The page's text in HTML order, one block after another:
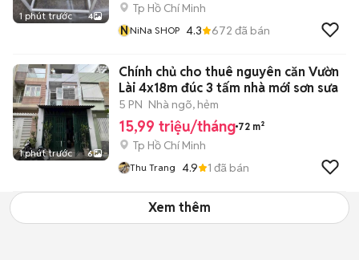
1 phút trước 4
Tp Hồ Chí Minh
NNiNa SHOP 4.3 672 đã bán
1 phút trước 6
Chính chủ cho thuê nguyên căn Vườn
Lài 4x18m đúc 3 tấm nhà mới sơn sưa
5 PN Nhà ngõ, hẻm
15,99 triệu/tháng 72 m²
Tp Hồ Chí Minh
Thu Trang 4.9 1 đã bán
Xem thêm